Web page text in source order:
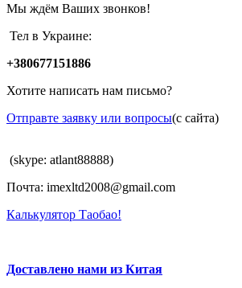
Мы ждём Ваших звонков!
Тел в Украине:
+380677151886
Хотите написать нам письмо?
Отправте заявку или вопросы(с сайта)
(skype: atlant88888)
Почта: imexltd2008@gmail.com
Калькулятор Таобао!
Доставлено нами из Китая